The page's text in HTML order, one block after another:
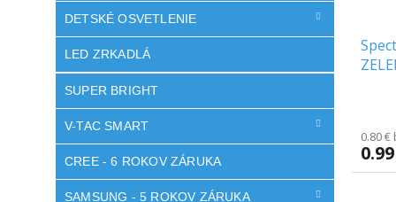
DETSKÉ OSVETLENIE
LED ZRKADLÁ
SUPER BRIGHT
V-TAC SMART
CREE - 6 ROKOV ZÁRUKA
SAMSUNG - 5 ROKOV ZÁRUKA
0.80 €